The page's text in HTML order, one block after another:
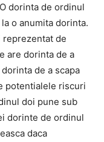
dorinta de ordinul
o anumita dorinta.
reprezentat de
are dorinta de a
de a scapa
potentialele riscuri
doi pune sub
dorinte de ordinul
daca